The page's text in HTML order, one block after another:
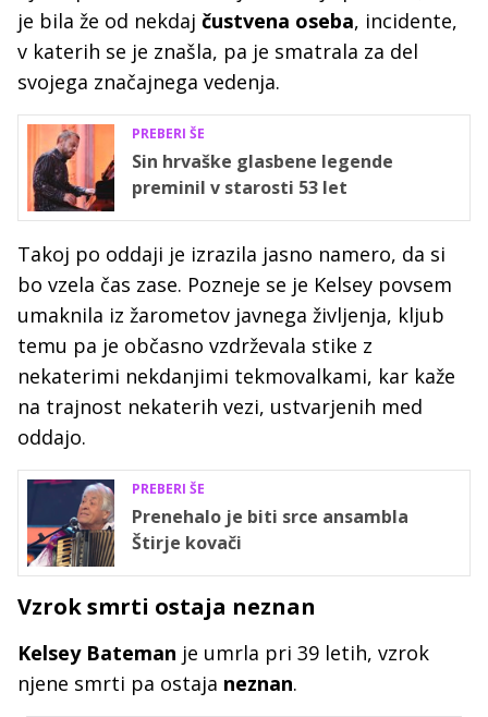
je bila že od nekdaj čustvena oseba, incidente,
v katerih se je znašla, pa je smatrala za del
svojega značajnega vedenja.
PREBERI ŠE
Sin hrvaške glasbene legende
preminil v starosti 53 let
Takoj po oddaji je izrazila jasno namero, da si
bo vzela čas zase. Pozneje se je Kelsey povsem
umaknila iz žarometov javnega življenja, kljub
temu pa je občasno vzdrževala stike z
nekaterimi nekdanjimi tekmovalkami, kar kaže
na trajnost nekaterih vezi, ustvarjenih med
oddajo.
PREBERI ŠE
Prenehalo je biti srce ansambla
Štirje kovači
Vzrok smrti ostaja neznan
Kelsey Bateman je umrla pri 39 letih, vzrok
njene smrti pa ostaja neznan.